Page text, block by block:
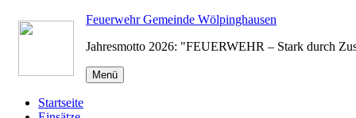
Zum
Inhalt
Feuerwehr Gemeinde Wölpinghausen
Jahresmotto 2026: "FEUERWEHR – Stark durch
Menü
Startseite